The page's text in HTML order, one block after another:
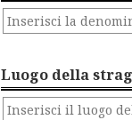
Luogo della